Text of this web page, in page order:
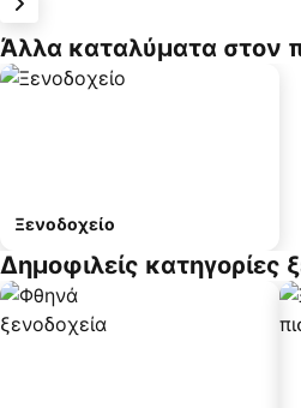
Άλλα καταλύματα στον
Ξενοδοχείο
Δημοφιλείς κατηγορίες